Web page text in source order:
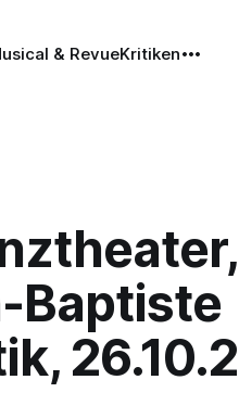
& RevueKritiken
Baptiste